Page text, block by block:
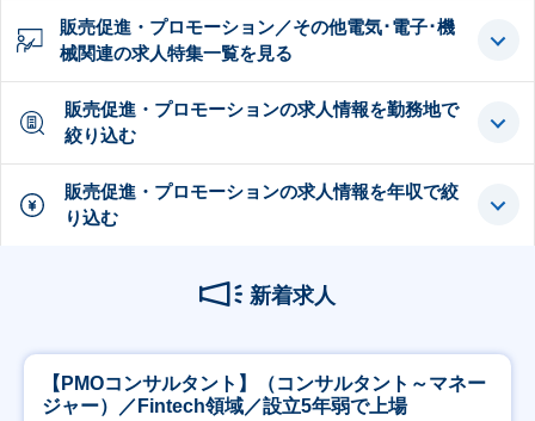
販売促進・プロモーション／その他電気･電子･機
械関連の求人特集一覧を見る
販売促進・プロモーションの求人情報を勤務地で
絞り込む
販売促進・プロモーションの求人情報を年収で絞
り込む
新着求人
【PMOコンサルタント】（コンサルタント～マネー
ジャー）／Fintech領域／設立5年弱で上場